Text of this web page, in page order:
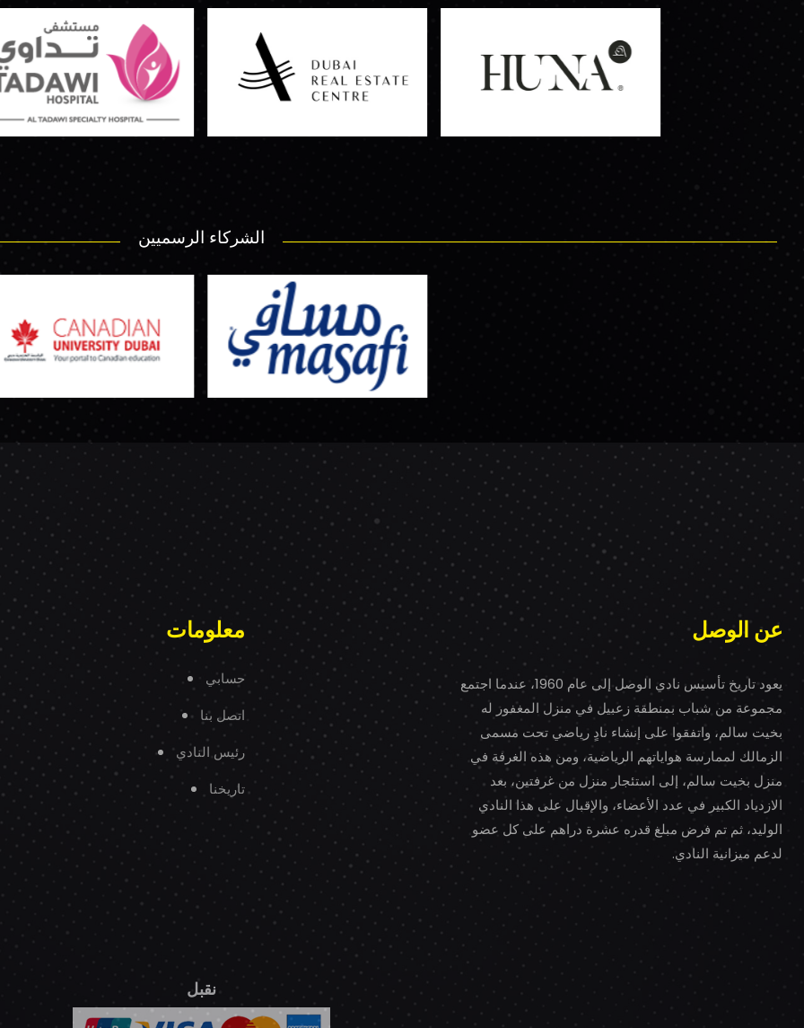
الشركاء الرسميين
عن الوصل
يعود تاريخ تأسيس نادي الوصل إلى عام 1960، عندما اجتمع
مجموعة من شباب بمنطقة زعبيل في منزل المغفور له
بخيت سالم، واتفقوا على إنشاء نادٍ رياضي تحت مسمى
الزمالك لممارسة هواياتهم الرياضية، ومن هذه الغرفة في
منزل بخيت سالم، إلى استئجار منزل من غرفتين، بعد
الازدياد الكبير في عدد الأعضاء، والإقبال على هذا النادي
الوليد، ثم تم فرض مبلغ قدره عشرة دراهم على كل عضو
لدعم ميزانية النادي.
معلومات
حسابي
اتصل بنا
رئيس النادي
تاريخنا
نقبل